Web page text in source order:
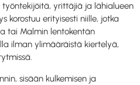
yrittäjiä ja lähialueen
korostuu erityisesti niille, jotka
tai Malmin lentokentän
ilman ylimääräistä kiertelyä,
sisään kulkemisen ja